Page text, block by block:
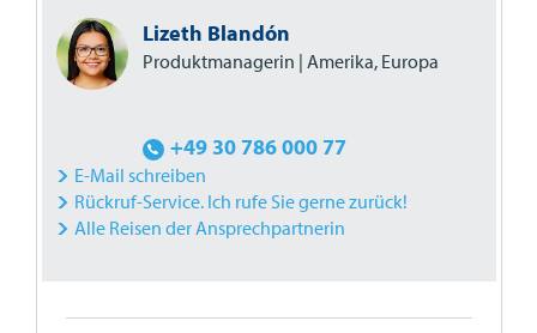
Lizeth Blandón
Produktmanagerin | Amerika, Europa
+49 30 786 000 77
E-Mail schreiben
Rückruf-Service. Ich rufe Sie gerne zurück!
Alle Reisen der Ansprechpartnerin